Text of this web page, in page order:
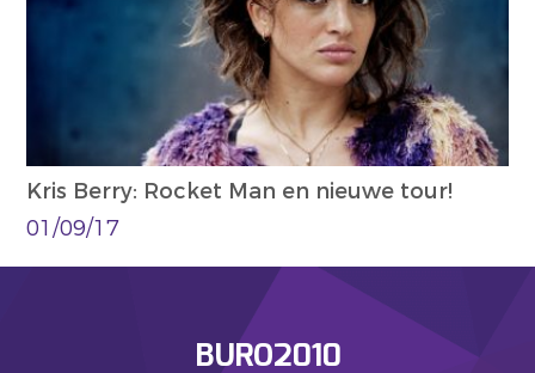
Kris Berry: Rocket Man en nieuwe tour!
01/09/17
BURO2010